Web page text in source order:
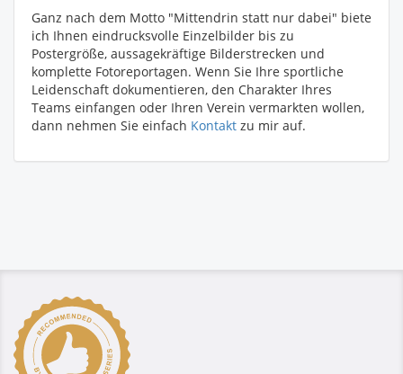
Ganz nach dem Motto "Mittendrin statt nur dabei" biete
ich Ihnen eindrucksvolle Einzelbilder bis zu
Postergröße, aussagekräftige Bilderstrecken und
komplette Fotoreportagen. Wenn Sie Ihre sportliche
Leidenschaft dokumentieren, den Charakter Ihres
Teams einfangen oder Ihren Verein vermarkten wollen,
dann nehmen Sie einfach Kontakt zu mir auf.